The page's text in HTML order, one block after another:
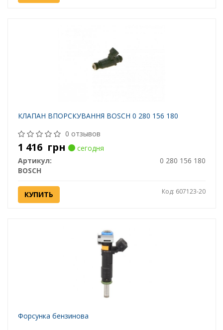
КЛАПАН ВПОРСКУВАННЯ BOSCH 0 280 156 180
0 отзывов
1 416 грн
сегодня
Артикул:
0 280 156 180
BOSCH
КУПИТЬ Код: 607123-20
Форсунка бензинова